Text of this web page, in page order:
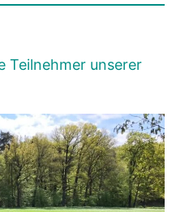
Teilnehmer unserer